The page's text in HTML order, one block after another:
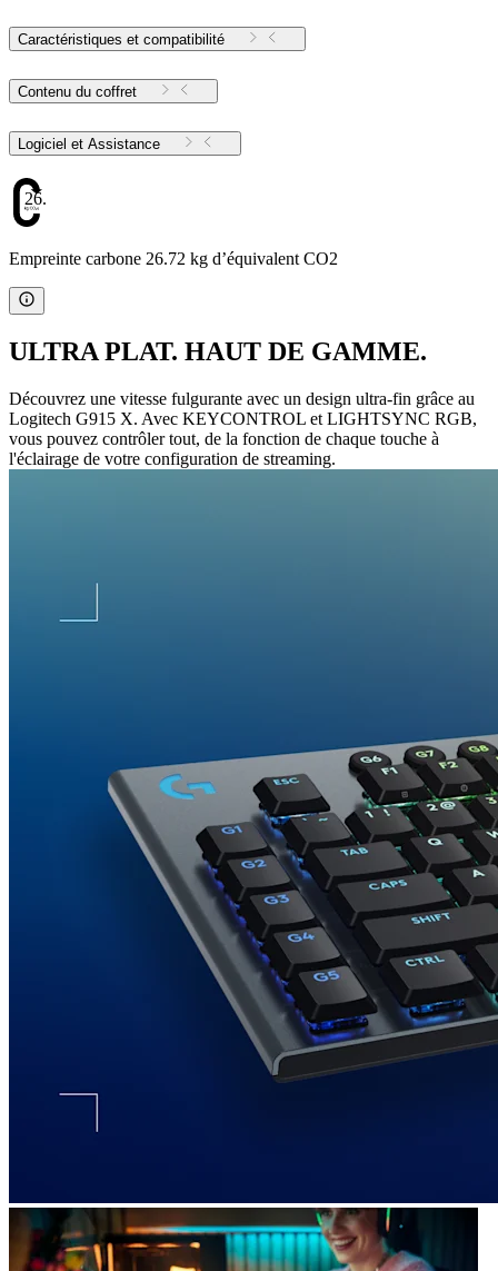
Caractéristiques et compatibilité
Contenu du coffret
Logiciel et Assistance
26.72
Empreinte carbone 26.72 kg d’équivalent CO2
ULTRA PLAT. HAUT DE GAMME.
Découvrez une vitesse fulgurante avec un design ultra-fin grâce au
Logitech G915 X. Avec KEYCONTROL et LIGHTSYNC RGB,
vous pouvez contrôler tout, de la fonction de chaque touche à
l'éclairage de votre configuration de streaming.